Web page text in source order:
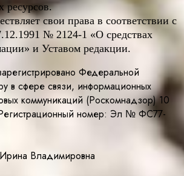
ресурсов.
свои права в соответствии с
№ 2124-1 «О средствах
и Уставом редакции.
Федеральной
в сфере связи, информационных
коммуникаций (Роскомнадзор) 10
номер: Эл № ФС77-
Владимировна